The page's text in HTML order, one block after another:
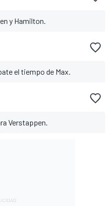
y Hamilton.
el tiempo de Max.
Verstappen.